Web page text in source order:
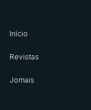
Início
Revistas
Jornais